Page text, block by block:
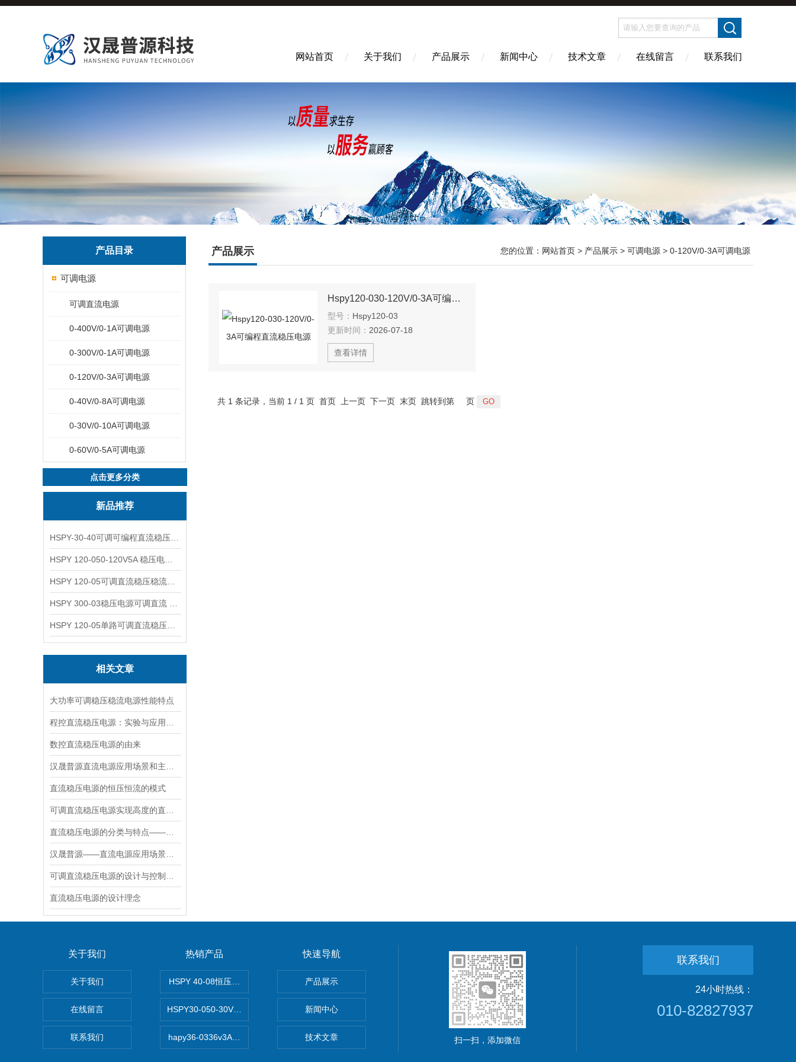
网站首页 关于我们 产品展示 新闻中心 技术文章 在线留言 联系我们
产品目录
可调电源
可调直流电源
0-400V/0-1A可调电源
0-300V/0-1A可调电源
0-120V/0-3A可调电源
0-40V/0-8A可调电源
0-30V/0-10A可调电源
0-60V/0-5A可调电源
点击更多分类
新品推荐
相关文章
大功率可调稳压稳流电源性能特点
数控直流稳压电源的由来
直流稳压电源的恒压恒流的模式
直流稳压电源的设计理念
产品展示 您的位置： 网站首页 > 产品展示 > 可调电源 > 0-120V/0-3A可调电源
Hspy120-030-120V/0-3A可编程直流稳压电源
型号： Hspy120-03
更新时间： 2026-07-18
查看详情
共 1 条记录，当前 1 / 1 页 首页 上一页 下一页 末页 跳转到第 页
关于我们
关于我们
在线留言
联系我们
热销产品
HSPY 40-08恒压恒流恒功率电源
HSPY30-050-30V/-05A可调直流稳压电源
hapy36-0336v3A高精度小型可编程直流稳压电源
快速导航
产品展示
新闻中心
技术文章 扫一扫，添加微信
联系我们
24小时热线：
010-82827937